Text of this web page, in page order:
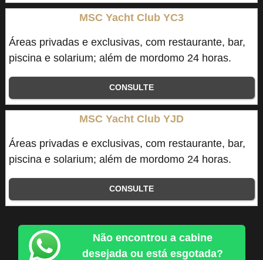
MSC Yacht Club YC3
Áreas privadas e exclusivas, com restaurante, bar,
piscina e solarium; além de mordomo 24 horas.
CONSULTE
MSC Yacht Club YJD
Áreas privadas e exclusivas, com restaurante, bar,
piscina e solarium; além de mordomo 24 horas.
CONSULTE
Não encontrou a cabine
desejada ou está esgotada?